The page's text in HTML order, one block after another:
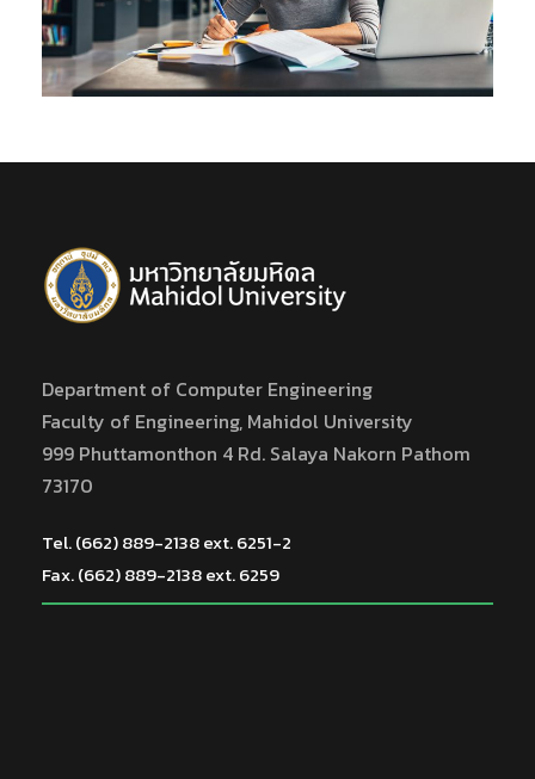
Department of Computer Engineering
Faculty of Engineering, Mahidol University
999 Phuttamonthon 4 Rd. Salaya Nakorn Pathom
73170
Tel. (662) 889-2138 ext. 6251-2
Fax. (662) 889-2138 ext. 6259